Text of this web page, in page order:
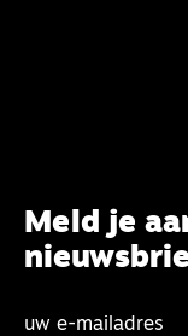
Meld je
uw e-mailadres